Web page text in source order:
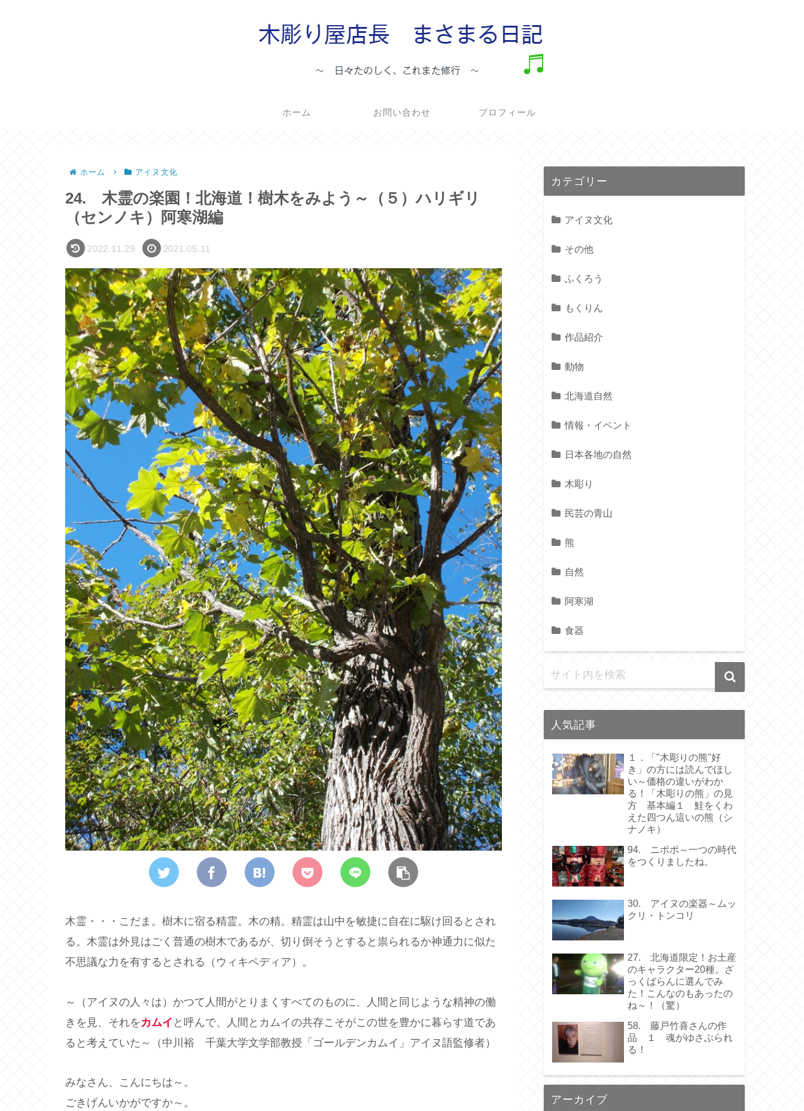
ホーム お問い合わせ プロフィール
ホーム アイヌ文化
24. 木霊の楽園！北海道！樹木をみよう～（５）ハリギリ
（センノキ）阿寒湖編
2022.11.29 2021.05.11
木霊・・・こだま。樹木に宿る精霊。木の精。精霊は山中を敏捷に自在に駆け回るとされ
る。木霊は外見はごく普通の樹木であるが、切り倒そうとすると祟られるか神通力に似た
不思議な力を有するとされる（ウィキペディア）。
～（アイヌの人々は）かつて人間がとりまくすべてのものに、人間と同じような精神の働
きを見、それを カムイ と呼んで、人間とカムイの共存こそがこの世を豊かに暮らす道であ
ると考えていた～（中川裕 千葉大学文学部教授「ゴールデンカムイ」アイヌ語監修者）
みなさん、こんにちは～。
ごきげんいかがですか～。
カテゴリー
アイヌ文化
その他
ふくろう
もくりん
作品紹介
動物
北海道自然
情報・イベント
日本各地の自然
木彫り
民芸の青山
熊
自然
阿寒湖
食器
人気記事
１．「"木彫りの熊"好
き」の方には読んでほし
い～価格の違いがわか
る！「木彫りの熊」の見
方 基本編１ 鮭をくわ
えた四つん這いの熊（シ
ナノキ）
94. ニポポ～一つの時代
をつくりましたね。
30. アイヌの楽器～ムッ
クリ・トンコリ
27. 北海道限定！お土産
のキャラクター20種。ざ
っくばらんに選んでみ
た！こんなのもあったの
ね～！（驚）
58. 藤戸竹喜さんの作
品 １ 魂がゆさぶられ
る！
アーカイブ